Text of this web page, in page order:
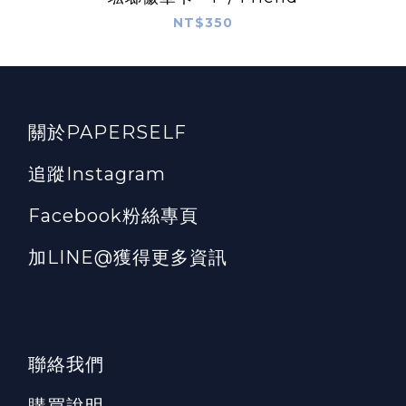
NT$350
關於PAPERSELF
追蹤Instagram
Facebook粉絲專頁
加LINE@獲得更多資訊
聯絡我們